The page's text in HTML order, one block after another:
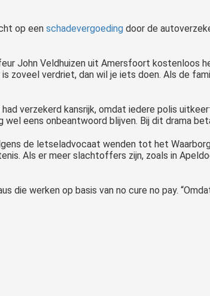
op een schadevergoeding door de
John Veldhuizen uit Amersfoort kostenloos
zoveel verdriet, dan wil je iets doen. Als de
verzekerd kansrijk, omdat iedere polis
eens onbeantwoord blijven. Bij dit drama
de letseladvocaat wenden tot het
Als er meer slachtoffers zijn, zoals in
werken op basis van no cure no pay.